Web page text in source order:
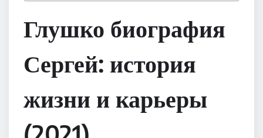
Глушко биография
Сергей: история
жизни и карьеры